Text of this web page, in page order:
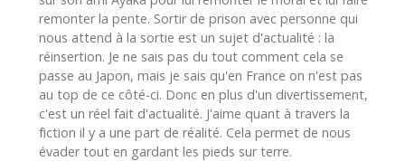
remonter la pente. Sortir de prison avec personne qui
nous attend à la sortie est un sujet d'actualité : la
réinsertion. Je ne sais pas du tout comment cela se
passe au Japon, mais je sais qu'en France on n'est pas
au top de ce côté-ci. Donc en plus d'un divertissement,
c'est un réel fait d'actualité. J'aime quant à travers la
fiction il y a une part de réalité. Cela permet de nous
évader tout en gardant les pieds sur terre.